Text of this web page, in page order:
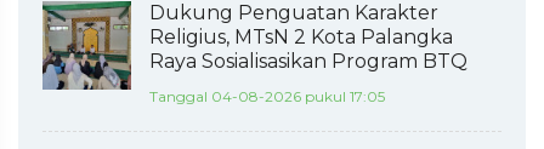
Dukung Penguatan Karakter
Religius, MTsN 2 Kota Palangka
Raya Sosialisasikan Program BTQ
Tanggal 04-08-2026 pukul 17:05